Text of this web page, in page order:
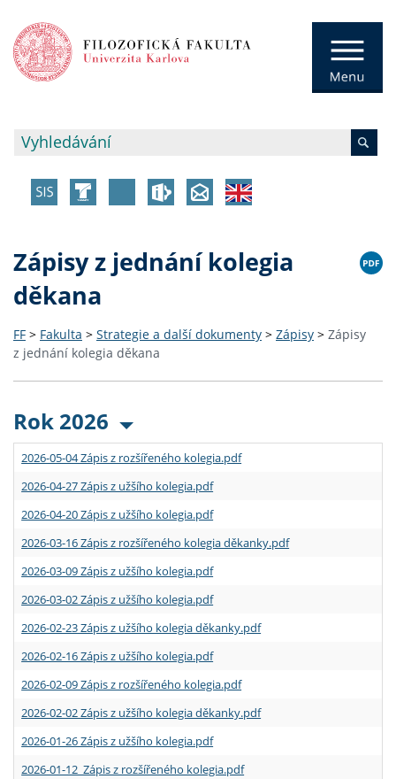
Zápisy z jednání kolegia
děkana
FF > Fakulta > Strategie a další dokumenty > Zápisy > Zápisy
z jednání kolegia děkana
Rok 2026
2026-05-04 Zápis z rozšířeného kolegia.pdf
2026-04-27 Zápis z užšího kolegia.pdf
2026-04-20 Zápis z užšího kolegia.pdf
2026-03-16 Zápis z rozšířeného kolegia děkanky.pdf
2026-03-09 Zápis z užšího kolegia.pdf
2026-03-02 Zápis z užšího kolegia.pdf
2026-02-23 Zápis z užšího kolegia děkanky.pdf
2026-02-16 Zápis z užšího kolegia.pdf
2026-02-09 Zápis z rozšířeného kolegia.pdf
2026-02-02 Zápis z užšího kolegia děkanky.pdf
2026-01-26 Zápis z užšího kolegia.pdf
2026-01-12 Zápis z rozšířeného kolegia.pdf